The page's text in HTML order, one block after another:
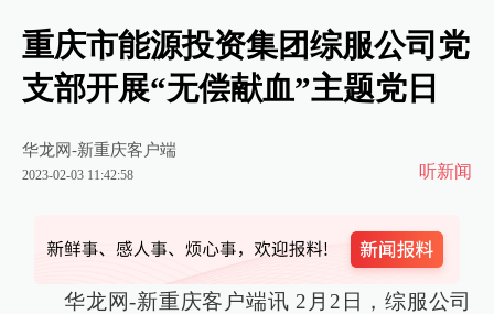
重庆市能源投资集团综服公司党
支部开展“无偿献血”主题党日
华龙网-新重庆客户端
2023-02-03 11:42:58 听新闻
华龙网-新重庆客户端讯 2月2日，综服公司